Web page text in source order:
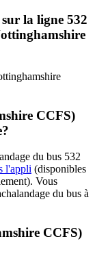
la ligne 532
CCFS)
du bus 532
l'appli (disponibles
Vous
du bus à
CCFS)